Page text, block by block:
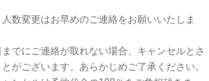
人数変更はお早めのご連絡をお願いいたしま
までにご連絡が取れない場合、キャンセルとさ
がございます。あらかじめご了承ください。